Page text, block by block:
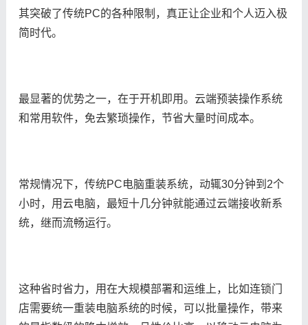
其突破了传统PC的各种限制，真正让企业和个人迈入极
简时代。
最显著的优势之一，在于开机即用。云端预装操作系统
和常用软件，免去繁琐操作，节省大量时间成本。
常规情况下，传统PC电脑重装系统，动辄30分钟到2个
小时，用云电脑，最短十几分钟就能通过云端接收新系
统，继而流畅运行。
这种省时省力，用在大规模部署和运维上，比如连锁门
店需要统一重装电脑系统的时候，可以批量操作，带来